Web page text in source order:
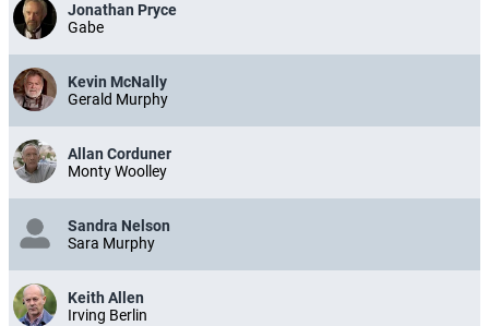
Jonathan Pryce
Gabe
Kevin McNally
Gerald Murphy
Allan Corduner
Monty Woolley
Sandra Nelson
Sara Murphy
Keith Allen
Irving Berlin